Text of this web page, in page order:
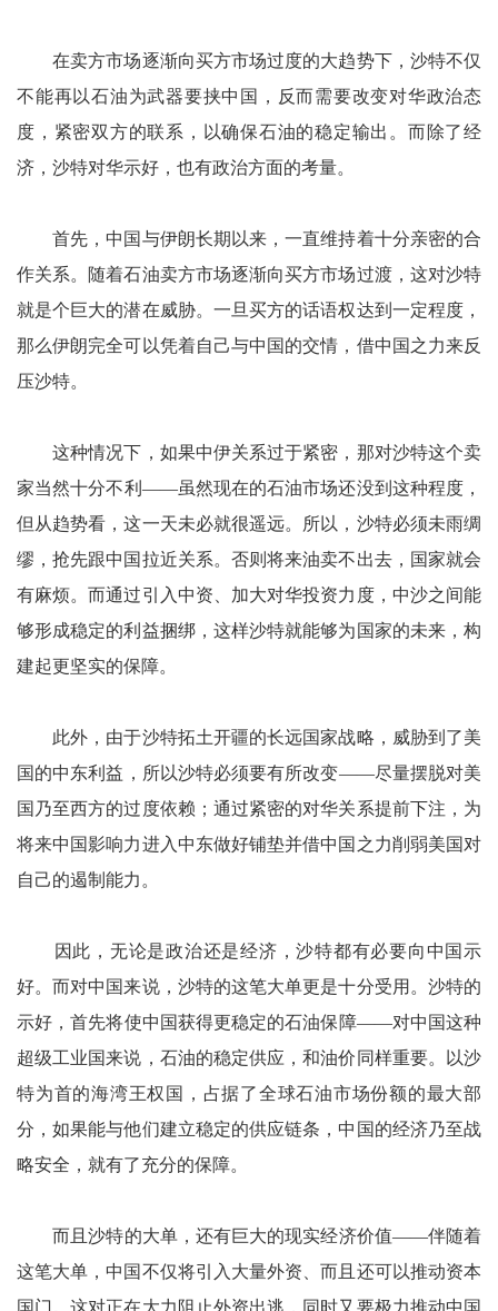
在卖方市场逐渐向买方市场过度的大趋势下，沙特不仅
不能再以石油为武器要挟中国，反而需要改变对华政治态
度，紧密双方的联系，以确保石油的稳定输出。而除了经
济，沙特对华示好，也有政治方面的考量。
首先，中国与伊朗长期以来，一直维持着十分亲密的合
作关系。随着石油卖方市场逐渐向买方市场过渡，这对沙特
就是个巨大的潜在威胁。一旦买方的话语权达到一定程度，
那么伊朗完全可以凭着自己与中国的交情，借中国之力来反
压沙特。
这种情况下，如果中伊关系过于紧密，那对沙特这个卖
家当然十分不利——虽然现在的石油市场还没到这种程度，
但从趋势看，这一天未必就很遥远。所以，沙特必须未雨绸
缪，抢先跟中国拉近关系。否则将来油卖不出去，国家就会
有麻烦。而通过引入中资、加大对华投资力度，中沙之间能
够形成稳定的利益捆绑，这样沙特就能够为国家的未来，构
建起更坚实的保障。
此外，由于沙特拓土开疆的长远国家战略，威胁到了美
国的中东利益，所以沙特必须要有所改变——尽量摆脱对美
国乃至西方的过度依赖；通过紧密的对华关系提前下注，为
将来中国影响力进入中东做好铺垫并借中国之力削弱美国对
自己的遏制能力。
因此，无论是政治还是经济，沙特都有必要向中国示
好。而对中国来说，沙特的这笔大单更是十分受用。沙特的
示好，首先将使中国获得更稳定的石油保障——对中国这种
超级工业国来说，石油的稳定供应，和油价同样重要。以沙
特为首的海湾王权国，占据了全球石油市场份额的最大部
分，如果能与他们建立稳定的供应链条，中国的经济乃至战
略安全，就有了充分的保障。
而且沙特的大单，还有巨大的现实经济价值——伴随着
这笔大单，中国不仅将引入大量外资、而且还可以推动资本
国门。这对正在大力阻止外资出逃，同时又要极力推动中国